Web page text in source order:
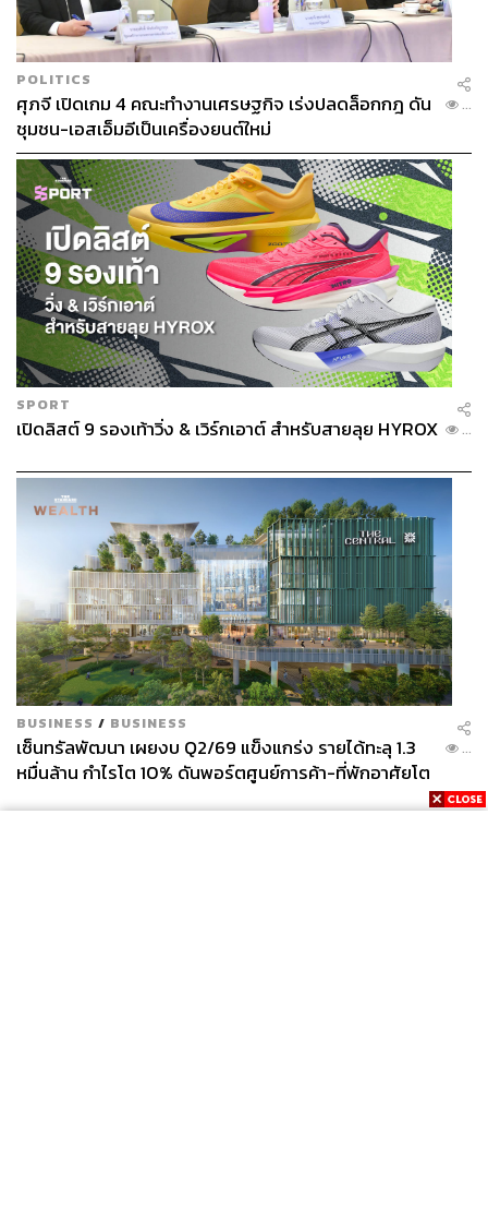
อ้างอิง:
https://news.cgtn.com/news/786b7a4d34597a63335
66d54/index.html
https://www.hawaiipublicradio.org/2017-11-08/china-
lavishes-red-carpet-treatment-on-trump-as-he-arrives
-for-talks-with-xi-jinping
https://www.chinadaily.com.cn/a/201711/06/WS5a0d
1c71a31061a7384089b3_10.html
TAGS: Donald Trump USA China
Xi Jinping
Barack Obama
George W. Bush
Richard Nixon
Photo Story
Trump 2.0
ABOUT THE AUTHOR
อัยย์ลดา แซ่โค้ว
Content Creator กองบรรณาธิการข่าวต่าง
ประเทศ THE STANDARD
POLITICS
ศุภจี เปิดเกม 4 คณะทำงานเศรษฐกิจ เร่งปลดล็อกกฎ ดัน
ชุมชน-เอสเอ็มอีเป็นเครื่องยนต์ใหม่
...
SPORT
เปิดลิสต์ 9 รองเท้าวิ่ง & เวิร์กเอาต์ สำหรับสายลุย HYROX ...
BUSINESS / BUSINESS
เซ็นทรัลพัฒนา เผยงบ Q2/69 แข็งแกร่ง รายได้ทะลุ 1.3
หมื่นล้าน กำไรโต 10% ดันพอร์ตศูนย์การค้า-ที่พักอาศัยโต
...